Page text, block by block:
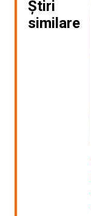
Știri
similare